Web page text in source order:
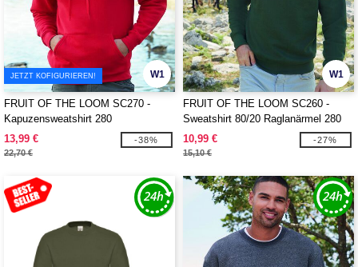
W1
JETZT KOFIGURIEREN!
FRUIT OF THE LOOM SC270 -
Kapuzensweatshirt 280
13,99 €
22,70 €
-38%
W1
FRUIT OF THE LOOM SC260 -
Sweatshirt 80/20 Raglanärmel 280
10,99 €
15,10 €
-27%